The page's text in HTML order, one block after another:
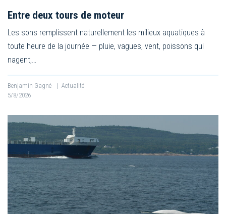
Entre deux tours de moteur
Les sons remplissent naturellement les milieux aquatiques à
toute heure de la journée — pluie, vagues, vent, poissons qui
nagent,…
Benjamin Gagné | Actualité
5/8/2026